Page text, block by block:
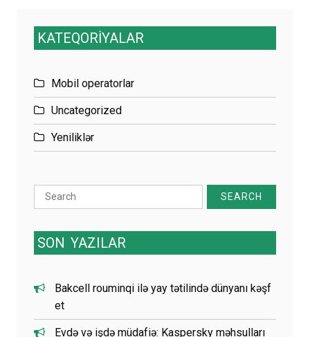
KATEQORİYALAR
Mobil operatorlar
Uncategorized
Yeniliklər
Search
for:
SON YAZILAR
Bakcell rouminqi ilə yay tətilində dünyanı kəşf
et
Evdə və işdə müdafiə: Kaspersky məhsulları